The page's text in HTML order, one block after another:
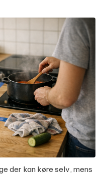
der kan køre selv, mens